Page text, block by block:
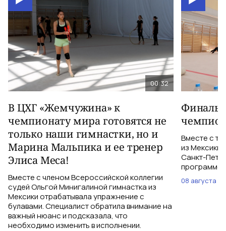
00:32
В ЦХГ «Жемчужина» к
чемпионату мира готовятся не
только наши гимнастки, но и
Марина Мальпика и ее тренер
Элиса Меса!
Вместе с членом Всероссийской коллегии
судей Ольгой Минигалиной гимнастка из
Мексики отрабатывала упражнение с
булавами. Специалист обратила внимание на
важный нюанс и подсказала, что
необходимо изменить в исполнении.
Вместе с
из Мексики
Санкт-
программе
08 августа